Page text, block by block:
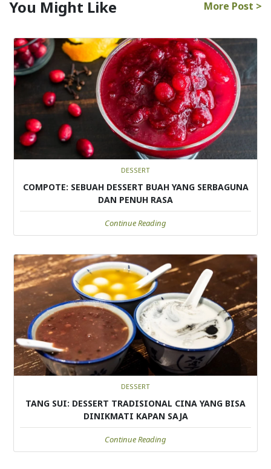
You Might Like More Post >
DESSERT
COMPOTE: SEBUAH DESSERT BUAH YANG SERBAGUNA
DAN PENUH RASA
Continue Reading
DESSERT
TANG SUI: DESSERT TRADISIONAL CINA YANG BISA
DINIKMATI KAPAN SAJA
Continue Reading